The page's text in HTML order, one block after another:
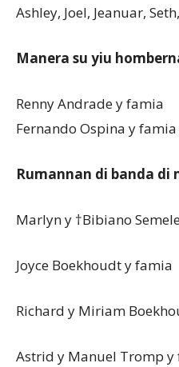
Ashley, Joel, Jeanuar,
Manera su yiu
Renny Andrade y famia
Fernando Ospina y famia
Rumannan di banda di
Marlyn y †Bibiano
Joyce Boekhoudt y famia
Richard y Miriam
Astrid y Manuel Tromp y